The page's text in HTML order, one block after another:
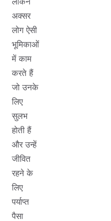
अक्सर
लोग ऐसी
भूमिकाओं
में काम
करते हैं
जो उनके
लिए
सुलभ
होती हैं
और उन्हें
जीवित
रहने के
लिए
पर्याप्त
पैसा